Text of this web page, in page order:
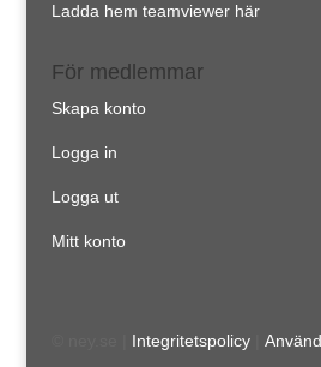
Ladda hem teamviewer här
För medlemmar
Skapa konto
Logga in
Logga ut
Mitt konto
Integritetspolicy|